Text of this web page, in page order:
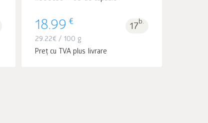
18.99 € 17b.
29.22€/ 100 g
Preț cu TVA plus livrare